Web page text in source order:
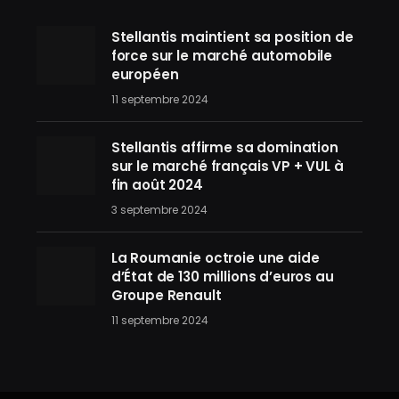
Stellantis maintient sa position de
force sur le marché automobile
européen
11 septembre 2024
Stellantis affirme sa domination
sur le marché français VP + VUL à
fin août 2024
3 septembre 2024
La Roumanie octroie une aide
d’État de 130 millions d’euros au
Groupe Renault
11 septembre 2024